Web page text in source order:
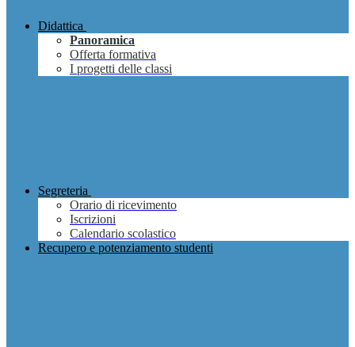
Didattica
Panoramica
Offerta formativa
I progetti delle classi
Segreteria
Orario di ricevimento
Iscrizioni
Calendario scolastico
Recupero e potenziamento studenti